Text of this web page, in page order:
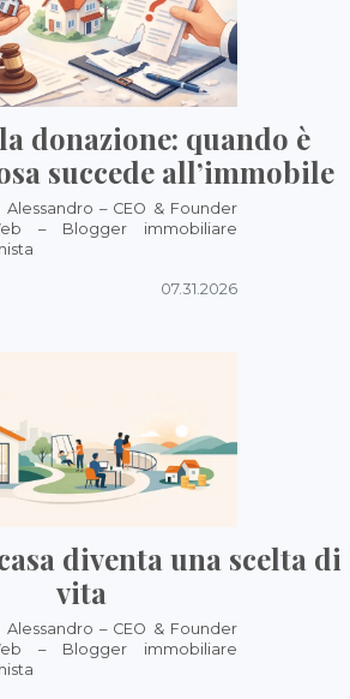
donazione: quando è
succede all’immobile
– CEO & Founder
– Blogger immobiliare
07.31.2026
diventa una scelta di
vita
– CEO & Founder
– Blogger immobiliare